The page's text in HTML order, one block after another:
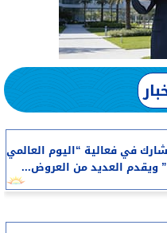
في فعالية “اليوم العالمي
ويقدم العديد من العروض...